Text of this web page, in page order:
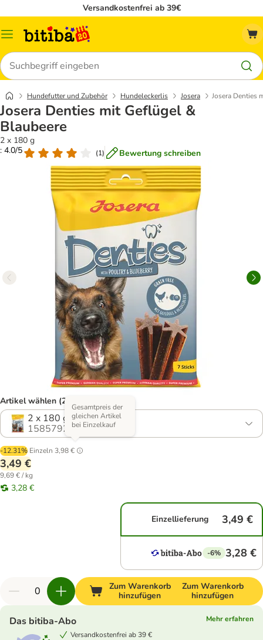
Versandkostenfrei ab 39€
Menü
Suchen
Hundefutter und Zubehör Hundeleckerlis Josera Josera Denties
Josera Denties mit Geflügel &
Blaubeere
2 x 180 g
: 4.0/5
(1) Bewertung schreiben
Artikel wählen (2 Varianten)
2 x 180 g
1585792.0
-12.31% Einzeln 3,98 €
Gesamtpreis der
gleichen Artikel
bei Einzelkauf
3,49 €
9,69 € / kg
3,28 €
Einzellieferung 3,49 €
-6% 3,28 €
Zum Warenkorb
hinzufügen
Zum Warenkorb
hinzufügen
Das bitiba-Abo
Mehr erfahren
Versandkostenfrei ab 39 €